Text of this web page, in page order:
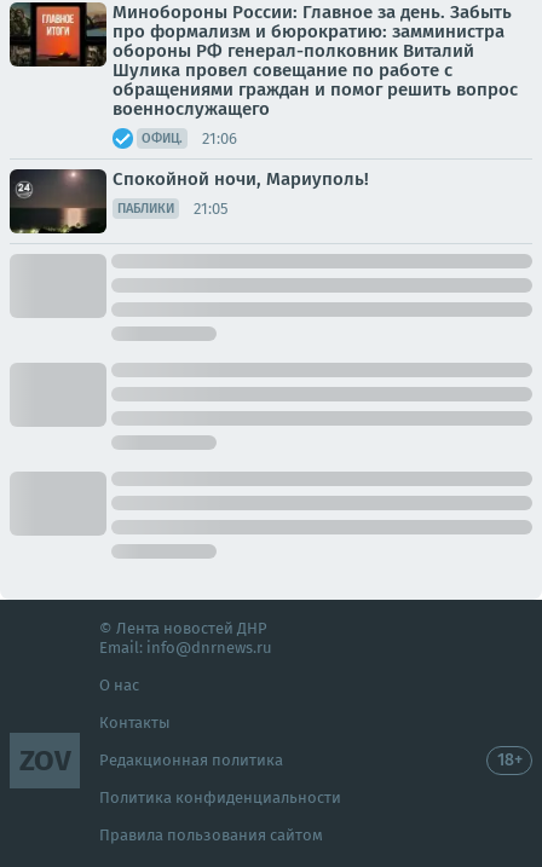
Минобороны России: Главное за день. Забыть
про формализм и бюрократию: замминистра
обороны РФ генерал-полковник Виталий
Шулика провел совещание по работе с
обращениями граждан и помог решить вопрос
военнослужащего
ОФИЦ. 21:06
Спокойной ночи, Мариуполь!
ПАБЛИКИ 21:05
ZOV
© Лента новостей ДНР
Email: info@dnrnews.ru
О нас
Контакты
Редакционная политика
Политика конфиденциальности
Правила пользования сайтом
18+